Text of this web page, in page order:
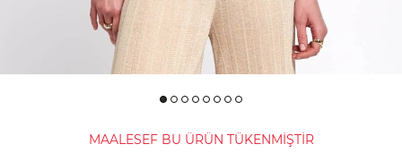
MAALESEF BU ÜRÜN TÜKENMİŞTİR